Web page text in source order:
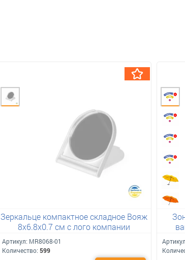
Зеркальце компактное складное Вояж
8х6.8х0.7 см с лого компании
Артикул: MR8068-01
Количество: 599